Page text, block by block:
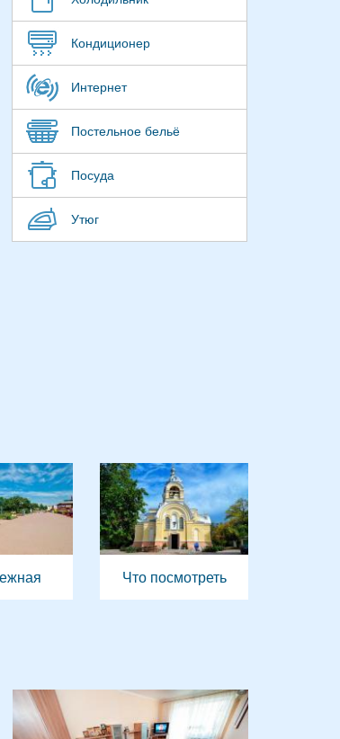
Кондиционер
Интернет
Постельное бельё
Посуда
Утюг
Что посмотреть